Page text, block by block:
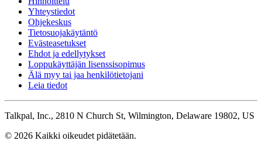
Yhteystiedot
Ohjekeskus
Tietosuojakäytäntö
Evästeasetukset
Ehdot ja edellytykset
Loppukäyttäjän lisenssisopimus
Älä myy tai jaa henkilötietojani
Leia tiedot
Talkpal, Inc., 2810 N Church St, Wilmington, Delaware 19802, US
© 2026 Kaikki oikeudet pidätetään.